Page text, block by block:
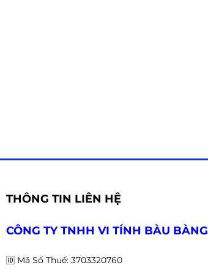
THÔNG TIN LIÊN HỆ
CÔNG TY TNHH VI TÍNH BÀU BÀNG
🆔 Mã Số Thuế: 3703320760